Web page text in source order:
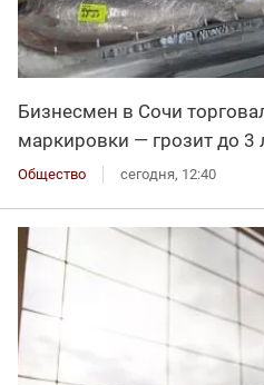
Бизнесмен в Сочи
маркировки — грозит до 3
Общество сегодня, 12:40